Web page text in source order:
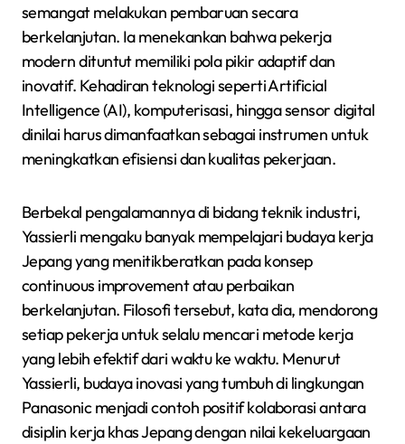
semangat melakukan pembaruan secara
berkelanjutan. Ia menekankan bahwa pekerja
modern dituntut memiliki pola pikir adaptif dan
inovatif. Kehadiran teknologi seperti Artificial
Intelligence (AI), komputerisasi, hingga sensor digital
dinilai harus dimanfaatkan sebagai instrumen untuk
meningkatkan efisiensi dan kualitas pekerjaan.
Berbekal pengalamannya di bidang teknik industri,
Yassierli mengaku banyak mempelajari budaya kerja
Jepang yang menitikberatkan pada konsep
continuous improvement atau perbaikan
berkelanjutan. Filosofi tersebut, kata dia, mendorong
setiap pekerja untuk selalu mencari metode kerja
yang lebih efektif dari waktu ke waktu. Menurut
Yassierli, budaya inovasi yang tumbuh di lingkungan
Panasonic menjadi contoh positif kolaborasi antara
disiplin kerja khas Jepang dengan nilai kekeluargaan